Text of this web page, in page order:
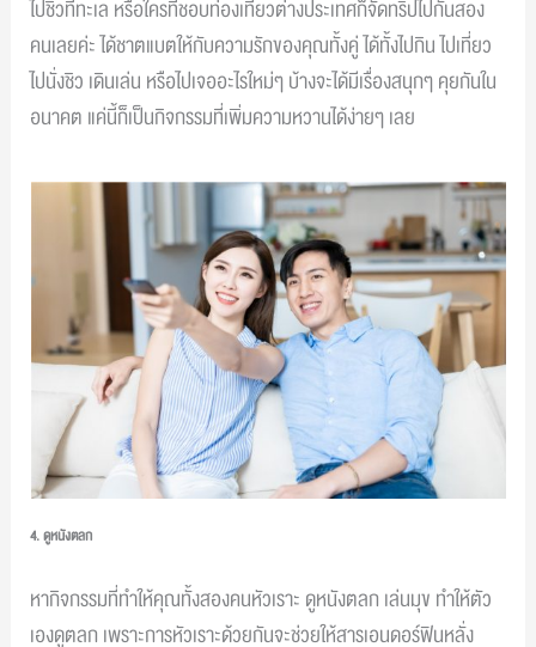
ไปชิวที่ทะเล หรือใครที่ชอบท่องเที่ยวต่างประเทศก็จัดทริปไปกันสอง
คนเลยค่ะ ได้ชาตแบตให้กับความรักของคุณทั้งคู่ ได้ทั้งไปกิน ไปเที่ยว
ไปนั่งชิว เดินเล่น หรือไปเจออะไรใหม่ๆ บ้างจะได้มีเรื่องสนุกๆ คุยกันใน
อนาคต แค่นี้ก็เป็นกิจกรรมที่เพิ่มความหวานได้ง่ายๆ เลย
4. ดูหนังตลก
หากิจกรรมที่ทำให้คุณทั้งสองคนหัวเราะ ดูหนังตลก เล่นมุข ทำให้ตัว
เองดูตลก เพราะการหัวเราะด้วยกันจะช่วยให้สารเอนดอร์ฟินหลั่ง